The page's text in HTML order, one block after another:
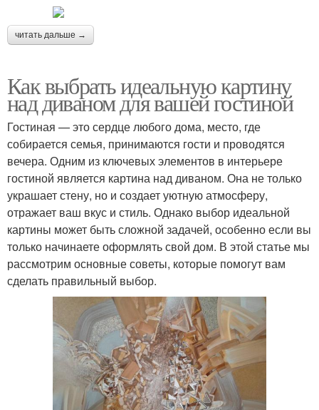
читать дальше →
Как выбрать идеальную картину
над диваном для вашей гостиной
Гостиная — это сердце любого дома, место, где
собирается семья, принимаются гости и проводятся
вечера. Одним из ключевых элементов в интерьере
гостиной является картина над диваном. Она не только
украшает стену, но и создает уютную атмосферу,
отражает ваш вкус и стиль. Однако выбор идеальной
картины может быть сложной задачей, особенно если вы
только начинаете оформлять свой дом. В этой статье мы
рассмотрим основные советы, которые помогут вам
сделать правильный выбор.